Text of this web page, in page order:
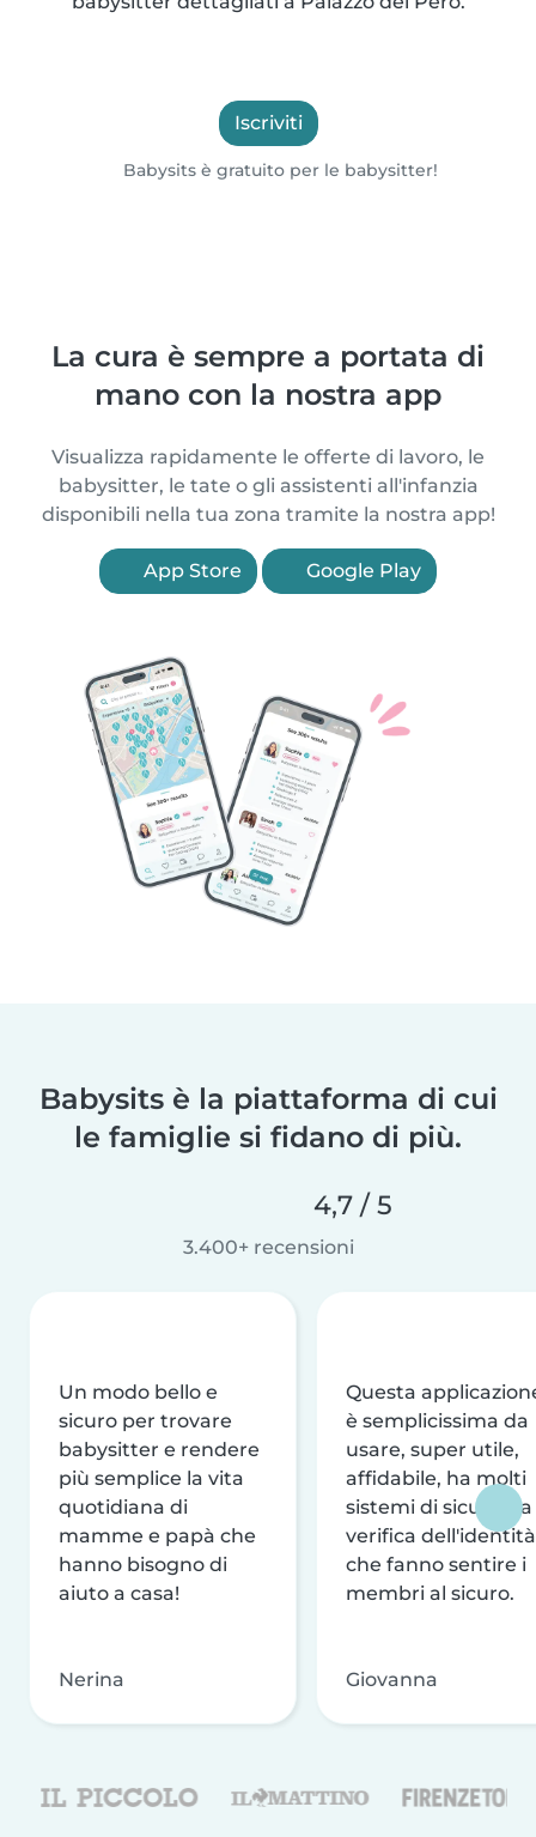
Iscriviti
Babysits è gratuito per le babysitter!
La cura è sempre a portata di
mano con la nostra app
Visualizza rapidamente le offerte di lavoro, le
babysitter, le tate o gli assistenti all'infanzia
disponibili nella tua zona tramite la nostra app!
App Store Google Play
Babysits è la piattaforma di cui
le famiglie si fidano di più.
4,7 / 5
3.400+ recensioni
Un modo bello e
sicuro per trovare
babysitter e rendere
più semplice la vita
quotidiana di
mamme e papà che
hanno bisogno di
aiuto a casa!
Nerina
Questa
è semplicissima da
usare, super utile,
affidabile, ha molti
sistemi di sicurezza
verifica dell'identità
che fanno sentire i
membri al sicuro.
Giovanna